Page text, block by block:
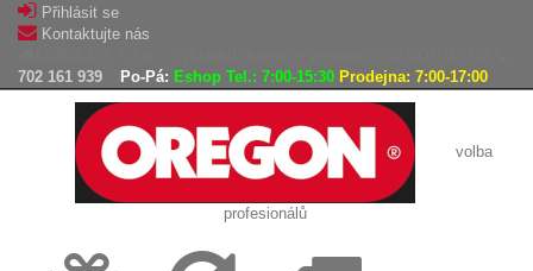
Přihlásit se
Kontaktujte nás
702 161 939
Po-Pá: Eshop Tel.: 7:00-15:30 Prodejna: 7:00-17:00
volba
profesionálů